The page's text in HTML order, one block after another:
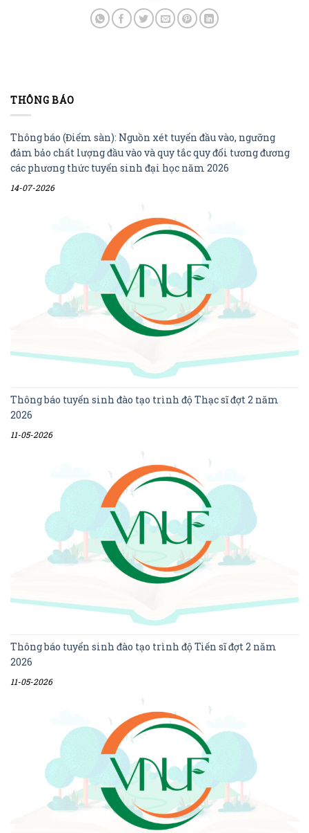
THÔNG BÁO
Thông báo (Điểm sàn): Nguồn xét tuyển đầu vào, ngưỡng
đảm bảo chất lượng đầu vào và quy tắc quy đổi tương đương
các phương thức tuyển sinh đại học năm 2026
14-07-2026
Thông báo tuyển sinh đào tạo trình độ Thạc sĩ đợt 2 năm
2026
11-05-2026
Thông báo tuyển sinh đào tạo trình độ Tiến sĩ đợt 2 năm
2026
11-05-2026